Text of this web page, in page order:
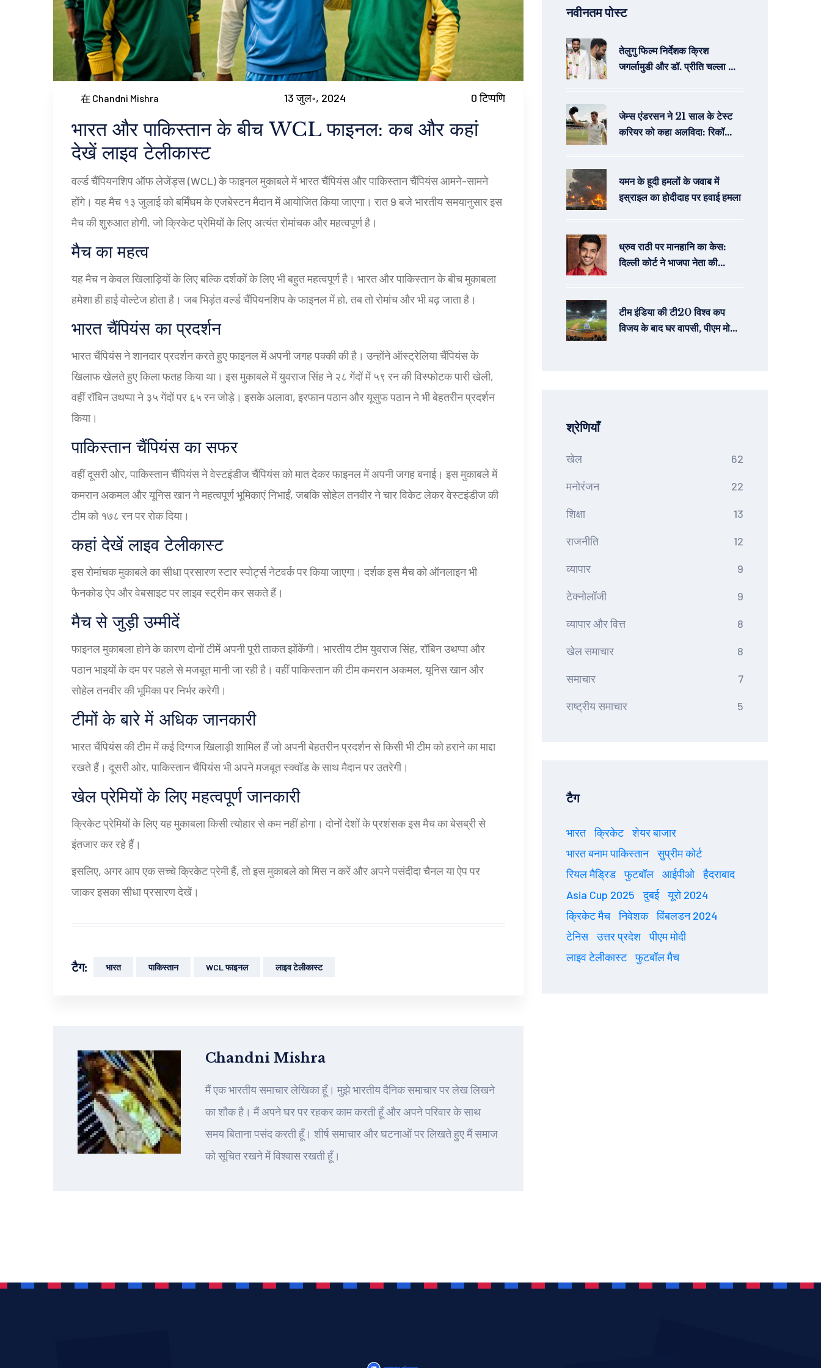
在 Chandni Mishra 13 जुल॰, 2024 0 टिप्पणि
भारत और पाकिस्तान के बीच WCL फाइनल: कब और कहां
देखें लाइव टेलीकास्ट
वर्ल्ड चैंपियनशिप ऑफ लेजेंड्स (WCL) के फाइनल मुकाबले में भारत चैंपियंस और पाकिस्तान चैंपियंस आमने-सामने
होंगे। यह मैच १३ जुलाई को बर्मिंघम के एजबेस्टन मैदान में आयोजित किया जाएगा। रात 9 बजे भारतीय समयानुसार इस
मैच की शुरुआत होगी, जो क्रिकेट प्रेमियों के लिए अत्यंत रोमांचक और महत्वपूर्ण है।
मैच का महत्व
यह मैच न केवल खिलाड़ियों के लिए बल्कि दर्शकों के लिए भी बहुत महत्वपूर्ण है। भारत और पाकिस्तान के बीच मुकाबला
हमेशा ही हाई वोल्टेज होता है। जब भिड़ंत वर्ल्ड चैंपियनशिप के फाइनल में हो, तब तो रोमांच और भी बढ़ जाता है।
भारत चैंपियंस का प्रदर्शन
भारत चैंपियंस ने शानदार प्रदर्शन करते हुए फाइनल में अपनी जगह पक्की की है। उन्होंने ऑस्ट्रेलिया चैंपियंस के
खिलाफ खेलते हुए किला फतह किया था। इस मुकाबले में युवराज सिंह ने २८ गेंदों में ५९ रन की विस्फोटक पारी खेली,
वहीं रॉबिन उथप्पा ने ३५ गेंदों पर ६५ रन जोड़े। इसके अलावा, इरफान पठान और यूसुफ पठान ने भी बेहतरीन प्रदर्शन
किया।
पाकिस्तान चैंपियंस का सफर
वहीं दूसरी ओर, पाकिस्तान चैंपियंस ने वेस्टइंडीज चैंपियंस को मात देकर फाइनल में अपनी जगह बनाई। इस मुकाबले में
कमरान अकमल और यूनिस खान ने महत्वपूर्ण भूमिकाएं निभाईं, जबकि सोहेल तनवीर ने चार विकेट लेकर वेस्टइंडीज की
टीम को १७८ रन पर रोक दिया।
कहां देखें लाइव टेलीकास्ट
इस रोमांचक मुकाबले का सीधा प्रसारण स्टार स्पोर्ट्स नेटवर्क पर किया जाएगा। दर्शक इस मैच को ऑनलाइन भी
फैनकोड ऐप और वेबसाइट पर लाइव स्ट्रीम कर सकते हैं।
मैच से जुड़ी उम्मीदें
फाइनल मुकाबला होने के कारण दोनों टीमें अपनी पूरी ताकत झोंकेंगी। भारतीय टीम युवराज सिंह, रॉबिन उथप्पा और
पठान भाइयों के दम पर पहले से मजबूत मानी जा रही है। वहीं पाकिस्तान की टीम कमरान अकमल, यूनिस खान और
सोहेल तनवीर की भूमिका पर निर्भर करेगी।
टीमों के बारे में अधिक जानकारी
भारत चैंपियंस की टीम में कई दिग्गज खिलाड़ी शामिल हैं जो अपनी बेहतरीन प्रदर्शन से किसी भी टीम को हराने का माद्दा
रखते हैं। दूसरी ओर, पाकिस्तान चैंपियंस भी अपने मजबूत स्क्वॉड के साथ मैदान पर उतरेगी।
खेल प्रेमियों के लिए महत्वपूर्ण जानकारी
क्रिकेट प्रेमियों के लिए यह मुकाबला किसी त्योहार से कम नहीं होगा। दोनों देशों के प्रशंसक इस मैच का बेसब्री से
इंतजार कर रहे हैं।
इसलिए, अगर आप एक सच्चे क्रिकेट प्रेमी हैं, तो इस मुकाबले को मिस न करें और अपने पसंदीदा चैनल या ऐप पर
जाकर इसका सीधा प्रसारण देखें।
टैग: भारत पाकिस्तान WCL फाइनल लाइव टेलीकास्ट
Chandni Mishra
मैं एक भारतीय समाचार लेखिका हूँ। मुझे भारतीय दैनिक समाचार पर लेख लिखने
का शौक है। मैं अपने घर पर रहकर काम करती हूँ और अपने परिवार के साथ
समय बिताना पसंद करती हूँ। शीर्ष समाचार और घटनाओं पर लिखते हुए मैं समाज
को सूचित रखने में विश्वास रखती हूँ।
नवीनतम पोस्ट
तेलुगु फिल्म निर्देशक क्रिश
जगर्लामुडी और डॉ. प्रीति चल्ला का
जेम्स एंडरसन ने 21 साल के टेस्ट
करियर को कहा अलविदा: रिकॉर्ड्स
यमन के हूदी हमलों के जवाब में
इस्राइल का होदीदाह पर हवाई हमला
ध्रुव राठी पर मानहानि का केस:
दिल्ली कोर्ट ने भाजपा नेता की
टीम इंडिया की टी20 विश्व कप
विजय के बाद घर वापसी, पीएम मोदी
श्रेणियाँ
खेल 62
मनोरंजन 22
शिक्षा 13
राजनीति 12
व्यापार 9
टेक्नोलॉजी 9
व्यापार और वित्त 8
खेल समाचार 8
समाचार 7
राष्ट्रीय समाचार 5
टैग
भारत क्रिकेट
शेयर बाजार
भारत बनाम पाकिस्तान
सुप्रीम कोर्ट
रियल मैड्रिड
फुटबॉल आईपीओ
हैदराबाद
Asia Cup 2025
दुबई
यूरो 2024
क्रिकेट मैच
निवेशक
विंबलडन 2024
टेनिस
उत्तर प्रदेश
पीएम मोदी
लाइव टेलीकास्ट
फुटबॉल मैच